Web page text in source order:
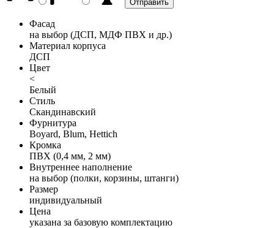
Фасад
на выбор (ДСП, МДФ ПВХ и др.)
Материал корпуса
ДСП
Цвет
<
Белый
Стиль
Скандинавский
Фурнитура
Boyard, Blum, Hettich
Кромка
ПВХ (0,4 мм, 2 мм)
Внутреннее наполнение
на выбор (полки, корзины, штанги)
Размер
индивидуальный
Цена
указана за базовую комплектацию